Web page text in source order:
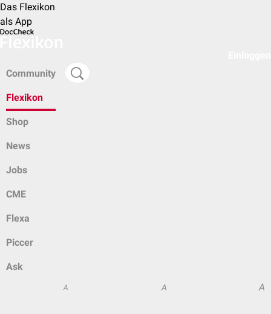
Das Flexikon
als App
Community
Flexikon
Shop
News
Jobs
CME
Flexa
Piccer
Ask
A A A